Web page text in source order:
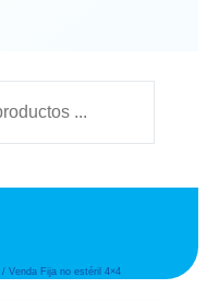
/ Venda Fija no estéril 4×4